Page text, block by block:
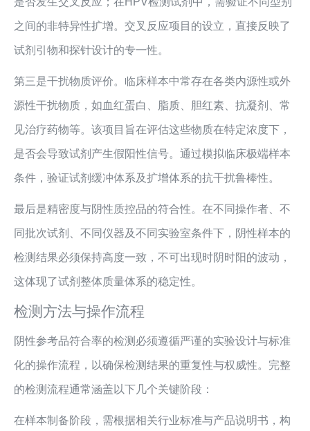
之间的非特异性扩增。交叉反应项目的设立，直接反映了
试剂引物和探针设计的专一性。
第三是干扰物质评价。临床样本中常存在各类内源性或外
源性干扰物质，如血红蛋白、脂质、胆红素、抗凝剂、常
见治疗药物等。该项目旨在评估这些物质在特定浓度下，
是否会导致试剂产生假阳性信号。通过模拟临床极端样本
条件，验证试剂缓冲体系及扩增体系的抗干扰鲁棒性。
最后是精密度与阴性质控品的符合性。在不同操作者、不
同批次试剂、不同仪器及不同实验室条件下，阴性样本的
检测结果必须保持高度一致，不可出现时阴时阳的波动，
这体现了试剂整体质量体系的稳定性。
检测方法与操作流程
阴性参考品符合率的检测必须遵循严谨的实验设计与标准
化的操作流程，以确保检测结果的重复性与权威性。完整
的检测流程通常涵盖以下几个关键阶段：
在样本制备阶段，需根据相关行业标准与产品说明书，构